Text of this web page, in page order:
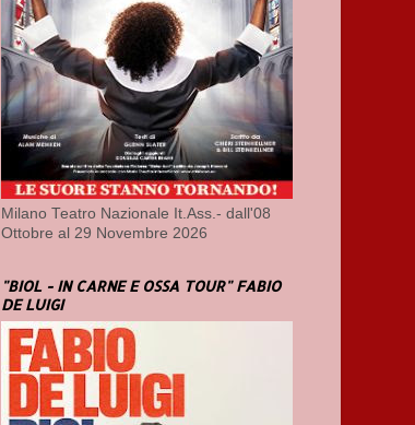
Milano Teatro Nazionale It.Ass.- dall'08
Ottobre al 29 Novembre 2026
"BIOL - IN CARNE E OSSA TOUR" FABIO
DE LUIGI